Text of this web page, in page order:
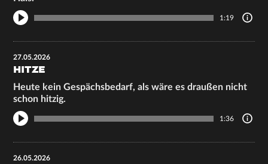
1:19
27.05.2026
HITZE
Heute kein Gespächsbedarf, als wäre es draußen nicht
schon hitzig.
1:36
26.05.2026